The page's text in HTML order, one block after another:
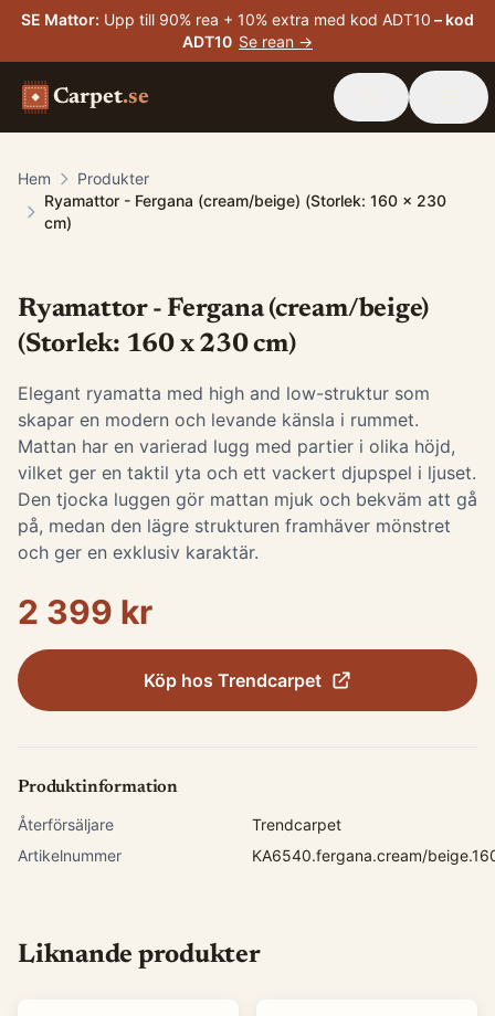
SE Mattor: Upp till 90% rea + 10% extra med kod ADT10 – kod
ADT10 Se rean →
Carpet.se
Hem
Produkter
Ryamattor - Fergana (cream/beige) (Storlek: 160 x 230
cm)
Ryamattor - Fergana (cream/beige)
(Storlek: 160 x 230 cm)
Elegant ryamatta med high and low-struktur som
skapar en modern och levande känsla i rummet.
Mattan har en varierad lugg med partier i olika höjd,
vilket ger en taktil yta och ett vackert djupspel i ljuset.
Den tjocka luggen gör mattan mjuk och bekväm att gå
på, medan den lägre strukturen framhäver mönstret
och ger en exklusiv karaktär.
2 399 kr
Köp hos Trendcarpet
Produktinformation
Återförsäljare
Trendcarpet
Artikelnummer
KA6540.fergana.cream/
Liknande produkter